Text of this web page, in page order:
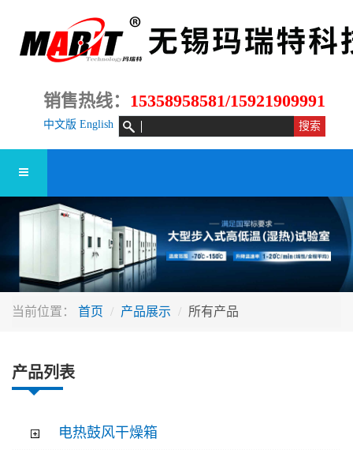
销售热线： 15358958581/15921909991
中文版 English
当前位置： 首页 产品展示 所有产品
产品列表
电热鼓风干燥箱